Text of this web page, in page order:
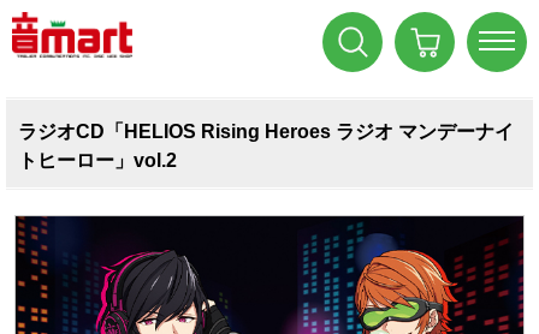
ラジオCD「HELIOS Rising Heroes ラジオ マンデーナイ
トヒーロー」vol.2